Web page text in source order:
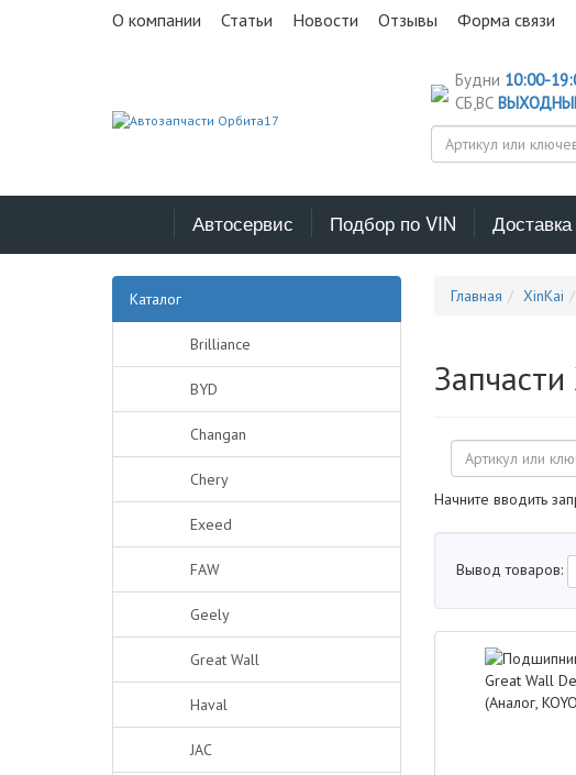
О компании Статьи Новости Отзывы Форма связи
Будни 10:00-
СБ,ВС
Автосервис Подбор по VIN
Каталог
Brilliance
BYD
Changan
Chery
Exeed
FAW
Geely
Great Wall
Haval
JAC
Главная XinKai
Начните вводить
Вывод товаров: